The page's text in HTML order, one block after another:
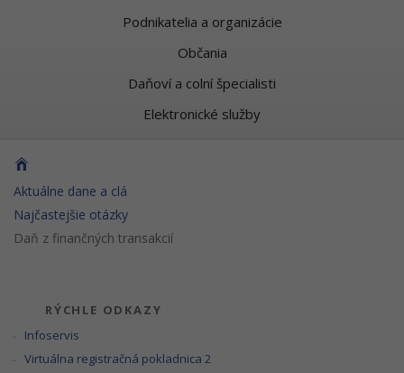
Podnikatelia a organizácie
Občania
Daňoví a colní špecialisti
Elektronické služby
Aktuálne dane a clá
Najčastejšie otázky
Daň z finančných transakcií
RÝCHLE ODKAZY
Infoservis
Virtuálna registračná pokladnica 2